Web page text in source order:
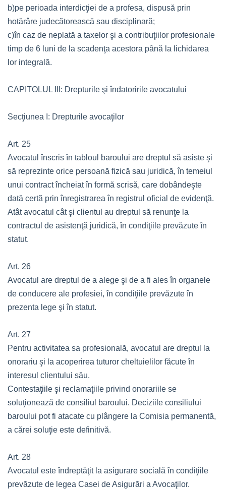
b)pe perioada interdicţiei de a profesa, dispusă prin
hotărâre judecătorească sau disciplinară;
c)în caz de neplată a taxelor şi a contribuţiilor profesionale
timp de 6 luni de la scadenţa acestora până la lichidarea
lor integrală.
CAPITOLUL III: Drepturile şi îndatoririle avocatului
Secţiunea I: Drepturile avocaţilor
Art. 25
Avocatul înscris în tabloul baroului are dreptul să asiste şi
să reprezinte orice persoană fizică sau juridică, în temeiul
unui contract încheiat în formă scrisă, care dobândeşte
dată certă prin înregistrarea în registrul oficial de evidenţă.
Atât avocatul cât şi clientul au dreptul să renunţe la
contractul de asistenţă juridică, în condiţiile prevăzute în
statut.
Art. 26
Avocatul are dreptul de a alege şi de a fi ales în organele
de conducere ale profesiei, în condiţiile prevăzute în
prezenta lege şi în statut.
Art. 27
Pentru activitatea sa profesională, avocatul are dreptul la
onorariu şi la acoperirea tuturor cheltuielilor făcute în
interesul clientului său.
Contestaţiile şi reclamaţiile privind onorariile se
soluţionează de consiliul baroului. Deciziile consiliului
baroului pot fi atacate cu plângere la Comisia permanentă,
a cărei soluţie este definitivă.
Art. 28
Avocatul este îndreptăţit la asigurare socială în condiţiile
prevăzute de legea Casei de Asigurări a Avocaţilor.